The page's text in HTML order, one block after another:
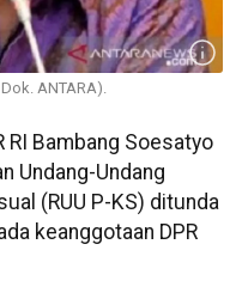
ANTARA).
RI Bambang Soesatyo
Undang-Undang
(RUU P-KS) ditunda
keanggotaan DPR